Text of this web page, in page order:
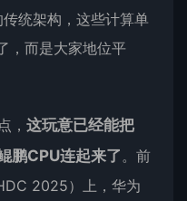
统架构，这些计算单
，而是大家地位平
， 这玩意已经能把
鹏CPU连起来了。前
2025）上，华为